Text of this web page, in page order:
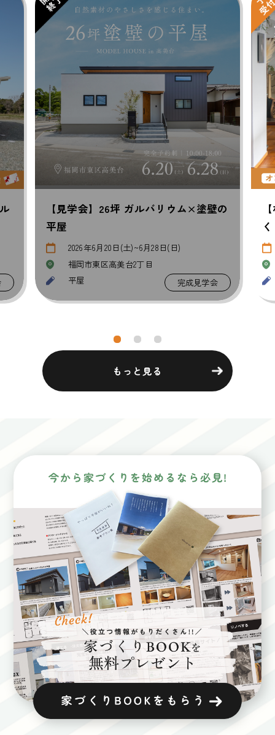
【相談会】理想の暮らしを叶える家づ
くり相談会
随時受付中
ショールーム
2階建, 平屋, 相談会
相談会
もっと見る